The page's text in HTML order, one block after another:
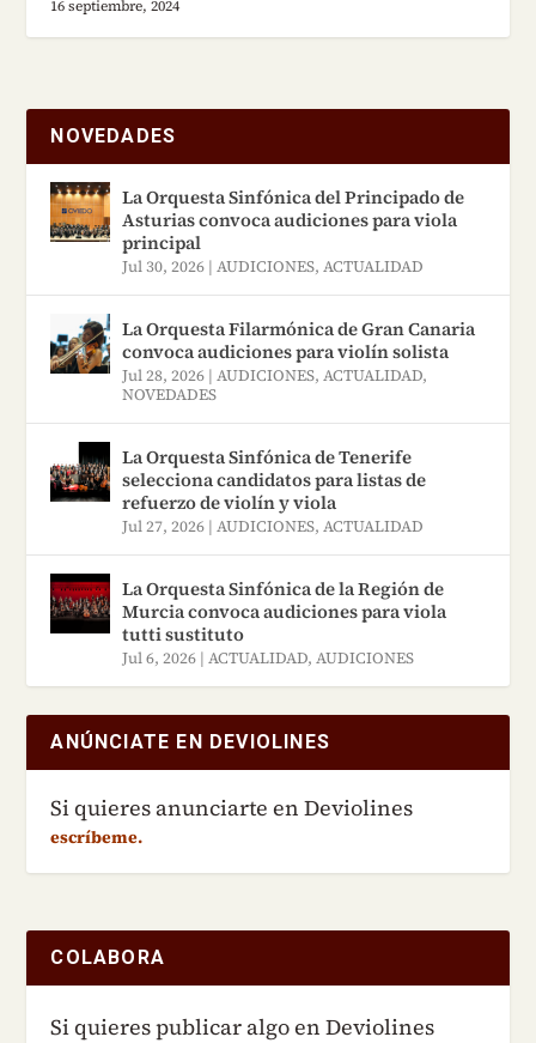
16 septiembre, 2024
NOVEDADES
La Orquesta Sinfónica del Principado de
Asturias convoca audiciones para viola
principal
Jul 30, 2026 |AUDICIONES,ACTUALIDAD
La Orquesta Filarmónica de Gran Canaria
convoca audiciones para violín solista
Jul 28, 2026 |AUDICIONES,ACTUALIDAD,
NOVEDADES
La Orquesta Sinfónica de Tenerife
selecciona candidatos para listas de
refuerzo de violín y viola
Jul 27, 2026 |AUDICIONES,ACTUALIDAD
La Orquesta Sinfónica de la Región de
Murcia convoca audiciones para viola
tutti sustituto
Jul 6, 2026 |ACTUALIDAD,AUDICIONES
ANÚNCIATE EN DEVIOLINES
Si quieres anunciarte en Deviolines
escríbeme.
COLABORA
Si quieres publicar algo en Deviolines